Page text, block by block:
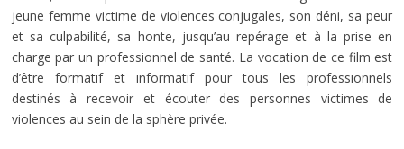
jeune femme victime de violences conjugales, son déni, sa peur
et sa culpabilité, sa honte, jusqu’au repérage et à la prise en
charge par un professionnel de santé. La vocation de ce film est
d’être formatif et informatif pour tous les professionnels
destinés à recevoir et écouter des personnes victimes de
violences au sein de la sphère privée.